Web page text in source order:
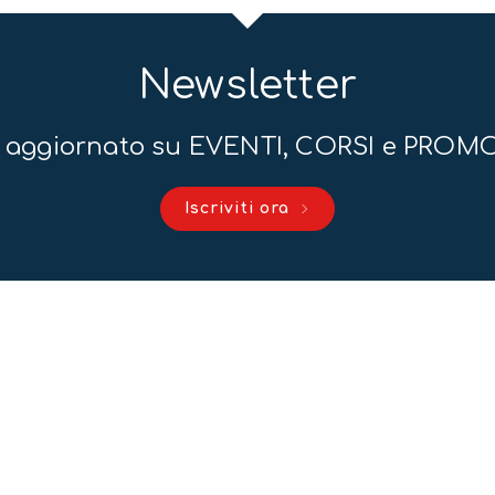
Newsletter
su EVENTI, CORSI e
Iscriviti ora